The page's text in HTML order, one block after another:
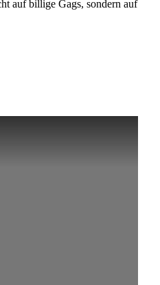
auf billige Gags, sondern auf